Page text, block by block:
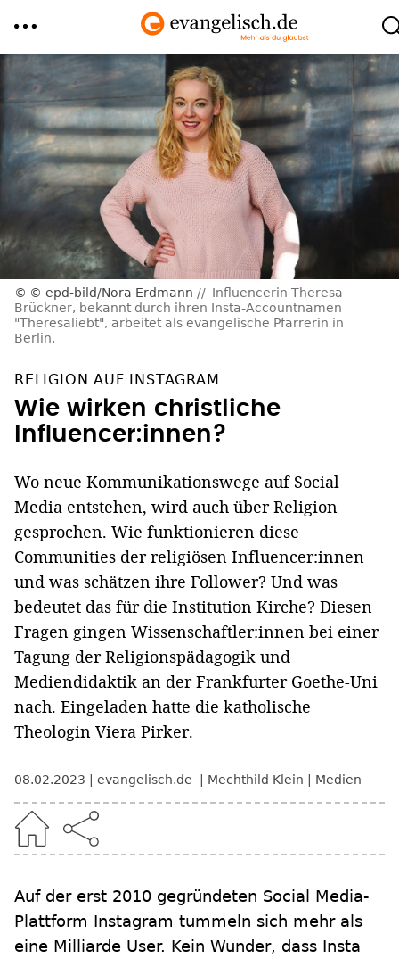
Direkt
zum
Inhalt
© epd-bild/Nora Erdmann
Influencerin Theresa
Brückner, bekannt durch ihren Insta-Accountnamen
"Theresaliebt", arbeitet als evangelische Pfarrerin in
Berlin.
RELIGION AUF INSTAGRAM
Wie wirken christliche
Influencer:innen?
Wo neue Kommunikationswege auf Social
Media entstehen, wird auch über Religion
gesprochen. Wie funktionieren diese
Communities der religiösen Influencer:innen
und was schätzen ihre Follower? Und was
bedeutet das für die Institution Kirche? Diesen
Fragen gingen Wissenschaftler:innen bei einer
Tagung der Religionspädagogik und
Mediendidaktik an der Frankfurter Goethe-Uni
nach. Eingeladen hatte die katholische
Theologin Viera Pirker.
08.02.2023 evangelisch.de Mechthild Klein Medien
Auf der erst 2010 gegründeten Social Media-
Plattform Instagram tummeln sich mehr als
eine Milliarde User. Kein Wunder, dass Insta